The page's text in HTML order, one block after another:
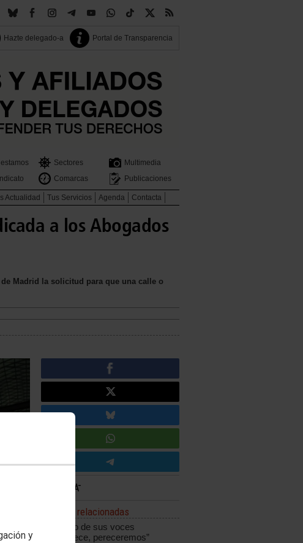
y
Hazte delegado-a Portal de Transparencia
Sectores
Multimedia
Comarcas Publicaciones
Actualidad Tus Servicios Agenda Contacta
a los Abogados
Madrid la solicitud para que una calle o
Noticias relacionadas
“Si el eco de sus voces
desaparece, pereceremos”